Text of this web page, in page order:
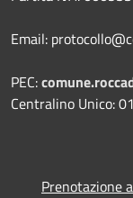
Email:
PEC:
Centralino Unico:
Prenotazione